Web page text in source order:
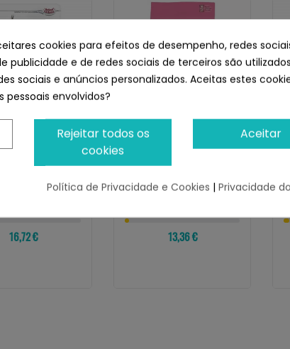
Pienso
16,72 €
Premium Mix Loros Sin
13,36 €
cookies para efeitos de desempenho, redes
publicidade e de redes sociais de terceiros são
sociais e anúncios personalizados. Aceitas estes
envolvidos?
Aceitar
Rejeitar todos os
cookies
Política de Privacidade e Cookies | Privacidade